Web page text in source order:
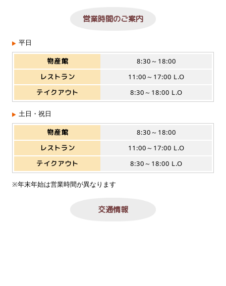
営業時間のご案内
平日
物産館
8:30～18:00
レストラン
11:00～17:00 L.O
テイクアウト
8:30～18:00 L.O
土日・祝日
物産館
8:30～18:00
レストラン
11:00～17:00 L.O
テイクアウト
8:30～18:00 L.O
※年末年始は営業時間が異なります
交通情報